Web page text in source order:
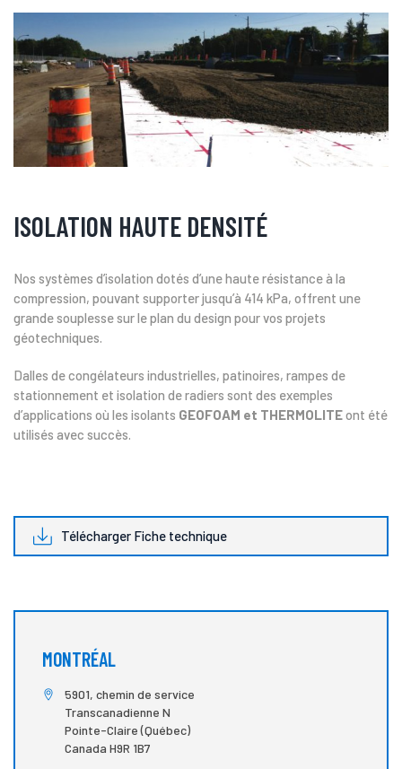
ISOLATION HAUTE DENSITÉ
Nos systèmes d’isolation dotés d’une haute résistance à la
compression, pouvant supporter jusqu’à 414 kPa, offrent une
grande souplesse sur le plan du design pour vos projets
géotechniques.
Dalles de congélateurs industrielles, patinoires, rampes de
stationnement et isolation de radiers sont des exemples
d’applications où les isolants GEOFOAM et THERMOLITEont été
utilisés avec succès.
Télécharger Fiche technique
MONTRÉAL
5901, chemin de service
Transcanadienne N
Pointe-Claire (Québec)
Canada H9R 1B7